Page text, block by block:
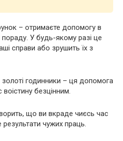
– отримаєте допомогу в
пораду. У будь-якому разі це
справи або зрушить їх з
годинники – ця допомога
безцінним.
що ви вкраде чиєсь час
чужих праць.